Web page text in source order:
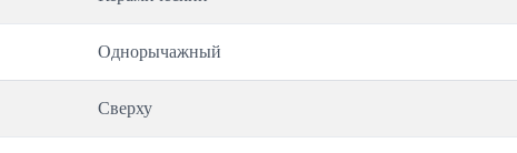
Однорычажный
Сверху